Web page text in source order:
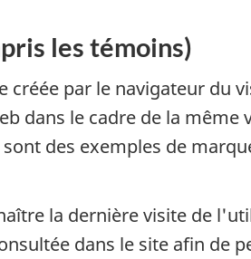
les témoins)
par le navigateur du
dans le cadre de la
des exemples de
la dernière visite de
dans le site afin de